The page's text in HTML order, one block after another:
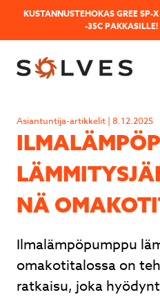
KUSTANNUSTEHOKAS GREE
-35C PAKKASILLE!
Asiantuntija-artikkelit | 8.12.2025
NÄ
Ilmalämpöpumppu
omakotitalossa on
ratkaisu, joka
Jäikö sinulla
Lähetä
lomakkeen avulla